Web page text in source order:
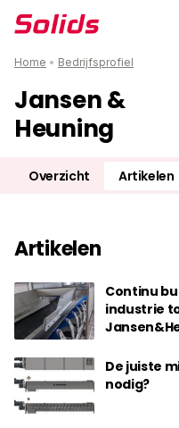
Home • Bedrijfsprofiel
Jansen &
Heuning
Overzicht Artikelen
Artikelen
Continu
industrie
De juiste
nodig?